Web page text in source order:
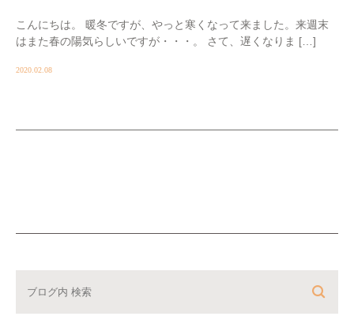
こんにちは。 暖冬ですが、やっと寒くなって来ました。来週末
はまた春の陽気らしいですが・・・。 さて、遅くなりま […]
2020.02.08